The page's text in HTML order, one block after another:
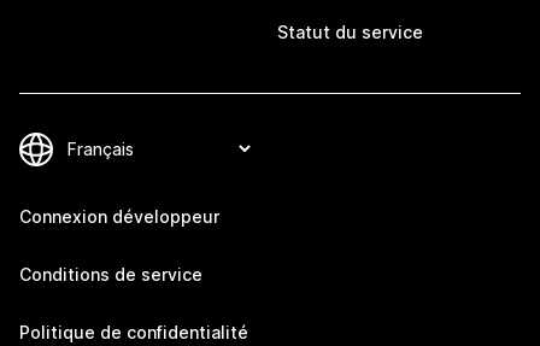
Statut du service
Connexion développeur
Conditions de service
Politique de confidentialité